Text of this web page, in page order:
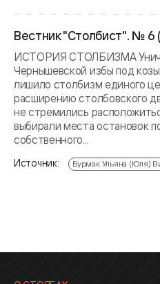
Вестник "Столбист". № 6
ИСТОРИЯ СТОЛБИЗМА
Чернышевской избы под
лишило столбизм единого
расширению столбовского
не стремились
выбирали места остановок
собственного...
Источник: Бурмак Ульяна (Юля)